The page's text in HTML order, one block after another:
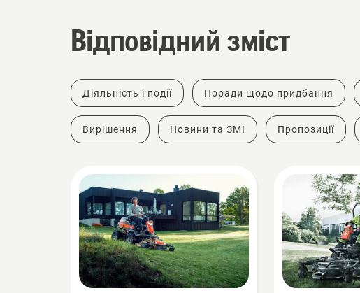
Відповідний зміст
Діяльність і події Поради щодо придбання
Вирішення Новини та ЗМІ Пропозиції